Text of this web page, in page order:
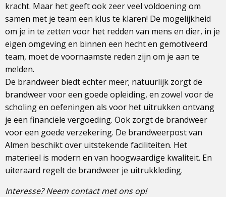
kracht. Maar het geeft ook zeer veel voldoening om
samen met je team een klus te klaren! De mogelijkheid
om je in te zetten voor het redden van mens en dier, in je
eigen omgeving en binnen een hecht en gemotiveerd
team, moet de voornaamste reden zijn om je aan te
melden.
De brandweer biedt echter meer; natuurlijk zorgt de
brandweer voor een goede opleiding, en zowel voor de
scholing en oefeningen als voor het uitrukken ontvang
je een financiële vergoeding. Ook zorgt de brandweer
voor een goede verzekering. De brandweerpost van
Almen beschikt over uitstekende faciliteiten. Het
materieel is modern en van hoogwaardige kwaliteit. En
uiteraard regelt de brandweer je uitrukkleding.
Interesse? Neem contact met ons op!